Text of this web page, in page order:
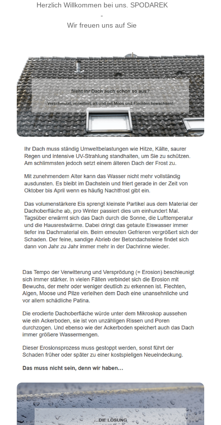
Herzlich Willkommen bei uns. SPODAREK
-
Wir freuen uns auf Sie